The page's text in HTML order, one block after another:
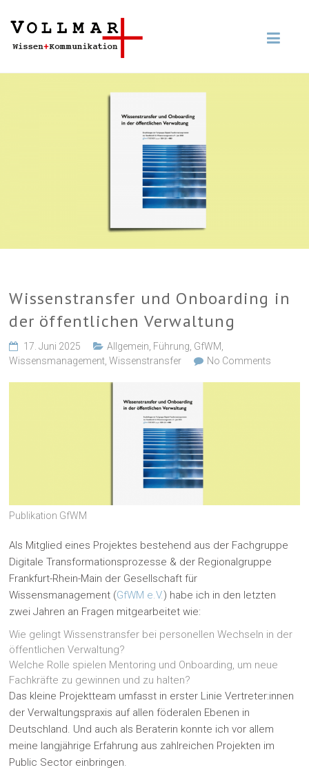
Wissenstransfer und Onboarding in
der öffentlichen Verwaltung
17. Juni 2025 Allgemein, Führung, GfWM,
Wissensmanagement,Wissenstransfer No Comments
Publikation GfWM
Als Mitglied eines Projektes bestehend aus der Fachgruppe
Digitale Transformationsprozesse & der Regionalgruppe
Frankfurt-Rhein-Main der Gesellschaft für
Wissensmanagement (GfWM e.V.) habe ich in den letzten
zwei Jahren an Fragen mitgearbeitet wie:
Wie gelingt Wissenstransfer bei personellen Wechseln in der
öffentlichen Verwaltung?
Welche Rolle spielen Mentoring und Onboarding, um neue
Fachkräfte zu gewinnen und zu halten?
Das kleine Projektteam umfasst in erster Linie Vertreter:innen
der Verwaltungspraxis auf allen föderalen Ebenen in
Deutschland. Und auch als Beraterin konnte ich vor allem
meine langjährige Erfahrung aus zahlreichen Projekten im
Public Sector einbringen.